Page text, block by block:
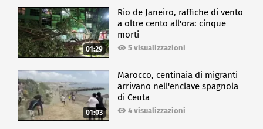
01:29
Rio de Janeiro, raffiche di vento
a oltre cento all'ora: cinque
morti
5 visualizzazioni
01:03
Marocco, centinaia di migranti
arrivano nell'enclave spagnola
di Ceuta
4 visualizzazioni